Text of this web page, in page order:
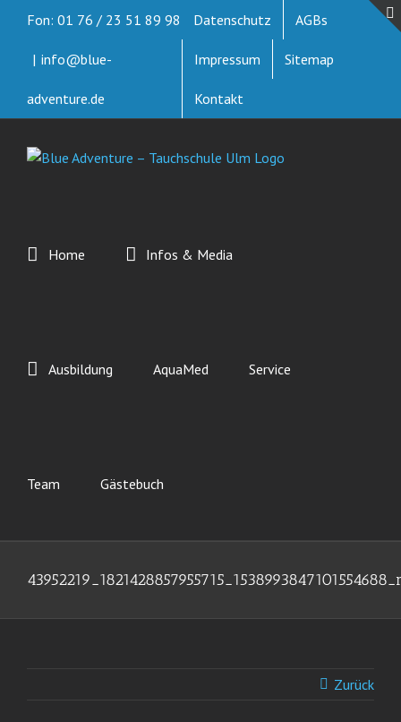
springen
Fon: 01 76 / 23 51 89 98
| info@blue-
adventure.de
Datenschutz AGBs
Impressum Sitemap
Kontakt
Home Infos & Media
Ausbildung AquaMed Service
Team Gästebuch
Zurück